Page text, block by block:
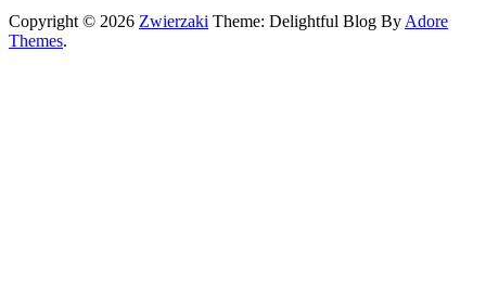
Copyright © 2026 Zwierzaki Theme: Delightful Blog ByAdore
Themes.